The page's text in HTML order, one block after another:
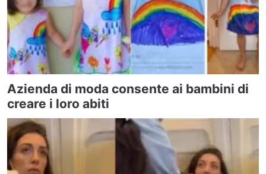
Azienda di moda consente ai bambini di
creare i loro abiti